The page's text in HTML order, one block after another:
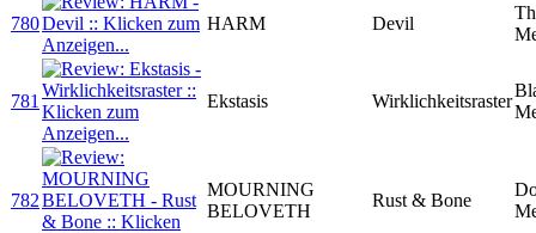
780 HARM Devil
781 Ekstasis Wirklichkeitsraster
782
MOURNING
BELOVETH
Rust & Bone